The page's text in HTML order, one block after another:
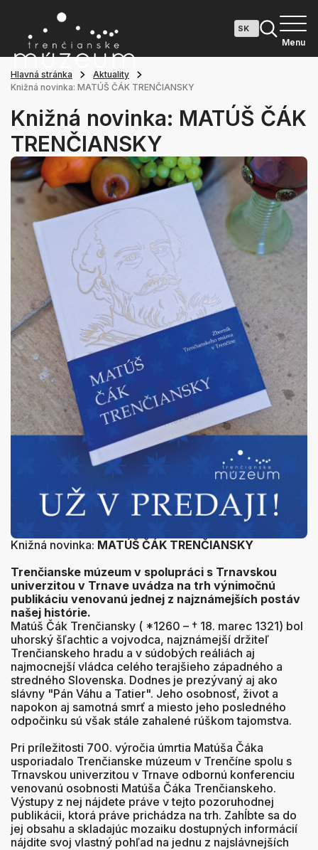
Menu
Hlavná stránka
Aktuality
Knižná novinka: MATÚŠ ČÁK TRENČIANSKY
Knižná novinka: MATÚŠ ČÁK
TRENČIANSKY
Knižná novinka: MATÚŠ ČÁK TRENČIANSKY
Trenčianske múzeum v spolupráci s Trnavskou
univerzitou v Trnave uvádza na trh výnimočnú
publikáciu venovanú jednej z najznámejších postáv
našej histórie.
Matúš Čák Trenčiansky ( *1260 – † 18. marec 1321) bol
uhorský šľachtic a vojvodca, najznámejší držiteľ
Trenčianskeho hradu a v súdobých reáliách aj
najmocnejší vládca celého terajšieho západného a
stredného Slovenska. Dodnes je prezývaný aj ako
slávny "Pán Váhu a Tatier". Jeho osobnosť, život a
napokon aj samotná smrť a miesto jeho posledného
odpočinku sú však stále zahalené rúškom tajomstva.
Pri príležitosti 700. výročia úmrtia Matúša Čáka
usporiadalo Trenčianske múzeum v Trenčíne spolu s
Trnavskou univerzitou v Trnave odbornú konferenciu
venovanú osobnosti Matúša Čáka Trenčianskeho.
Výstupy z nej nájdete práve v tejto pozoruhodnej
publikácii, ktorá práve prichádza na trh. Zahĺbte sa do
jej obsahu a skladajúc mozaiku dostupných informácií
nájdite svoj vlastný pohľad na jednu z najslávnejších